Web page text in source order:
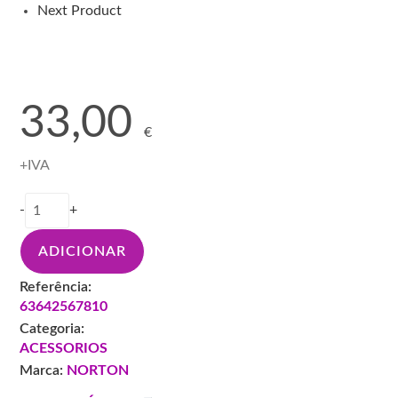
Next Product
33,00€
+IVA
N-
PRATO
VELCRO
76MM
63642567810
- +
ADICIONAR
Referência:
63642567810
Categoria:
ACESSORIOS
Marca: NORTON